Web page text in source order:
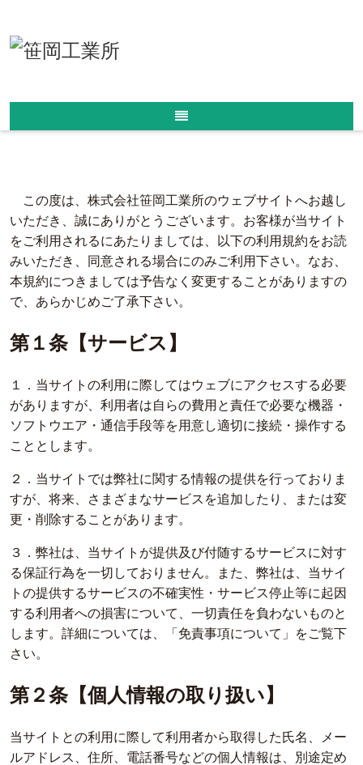
利用規約
この度は、株式会社笹岡工業所のウェブサイトへお越し
いただき、誠にありがとうございます。お客様が当サイト
をご利用されるにあたりましては、以下の利用規約をお読
みいただき、同意される場合にのみご利用下さい。なお、
本規約につきましては予告なく変更することがありますの
で、あらかじめご了承下さい。
第１条【サービス】
１．当サイトの利用に際してはウェブにアクセスする必要
がありますが、利用者は自らの費用と責任で必要な機器・
ソフトウエア・通信手段等を用意し適切に接続・操作する
こととします。
２．当サイトでは弊社に関する情報の提供を行っておりま
すが、将来、さまざまなサービスを追加したり、または変
更・削除することがあります。
３．弊社は、当サイトが提供及び付随するサービスに対す
る保証行為を一切しておりません。また、弊社は、当サイ
トの提供するサービスの不確実性・サービス停止等に起因
する利用者への損害について、一切責任を負わないものと
します。詳細については、「免責事項について」をご覧下
さい。
第２条【個人情報の取り扱い】
当サイトとの利用に際して利用者から取得した氏名、メー
ルアドレス、住所、電話番号などの個人情報は、別途定め